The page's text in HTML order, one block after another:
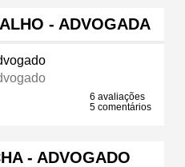
- ADVOGADA
6 avaliações
5 comentários
- ADVOGADO